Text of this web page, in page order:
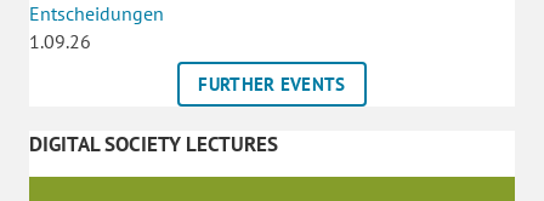
Entscheidungen
1.09.26
FURTHER EVENTS
DIGITAL SOCIETY LECTURES